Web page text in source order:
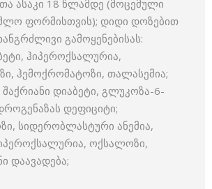
ასაკი 18 წლამდე (მოცემული
ფორმისთვის); დიდი დოზებით
გამოყენებისას:
ჰიპეროქსალურია,
ჰემოქრომატოზი, თალასემია;
დიაბეტი, გლუკოზა-6-
დეფიციტი;
სიდერობლასტური ანემია,
ოქსალოზი,
დაავადება;